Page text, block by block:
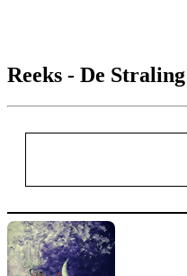
Reeks - De